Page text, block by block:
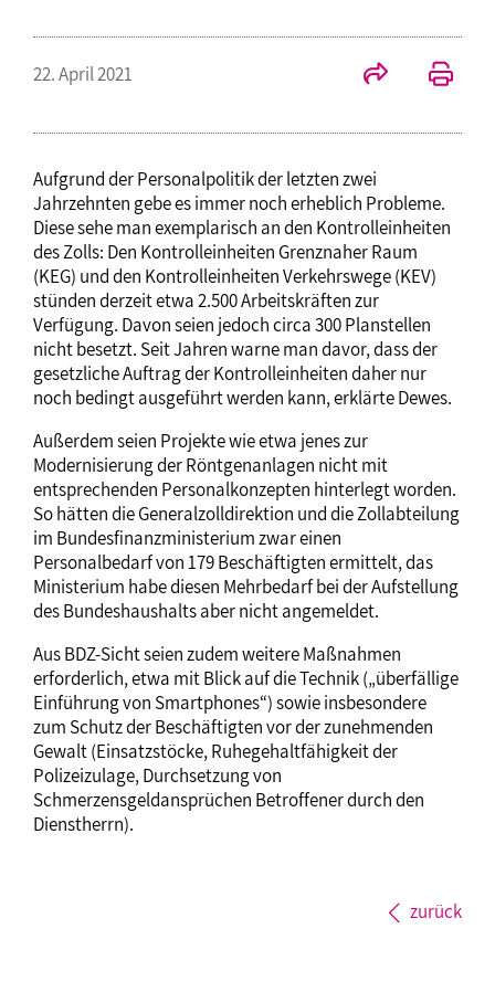
22. April 2021
Aufgrund der Personalpolitik der letzten zwei
Jahrzehnten gebe es immer noch erheblich Probleme.
Diese sehe man exemplarisch an den Kontrolleinheiten
des Zolls: Den Kontrolleinheiten Grenznaher Raum
(KEG) und den Kontrolleinheiten Verkehrswege (KEV)
stünden derzeit etwa 2.500 Arbeitskräften zur
Verfügung. Davon seien jedoch circa 300 Planstellen
nicht besetzt. Seit Jahren warne man davor, dass der
gesetzliche Auftrag der Kontrolleinheiten daher nur
noch bedingt ausgeführt werden kann, erklärte Dewes.
Außerdem seien Projekte wie etwa jenes zur
Modernisierung der Röntgenanlagen nicht mit
entsprechenden Personalkonzepten hinterlegt worden.
So hätten die Generalzolldirektion und die Zollabteilung
im Bundesfinanzministerium zwar einen
Personalbedarf von 179 Beschäftigten ermittelt, das
Ministerium habe diesen Mehrbedarf bei der Aufstellung
des Bundeshaushalts aber nicht angemeldet.
Aus BDZ-Sicht seien zudem weitere Maßnahmen
erforderlich, etwa mit Blick auf die Technik („überfällige
Einführung von Smartphones“) sowie insbesondere
zum Schutz der Beschäftigten vor der zunehmenden
Gewalt (Einsatzstöcke, Ruhegehaltfähigkeit der
Polizeizulage, Durchsetzung von
Schmerzensgeldansprüchen Betroffener durch den
Dienstherrn).
zurück